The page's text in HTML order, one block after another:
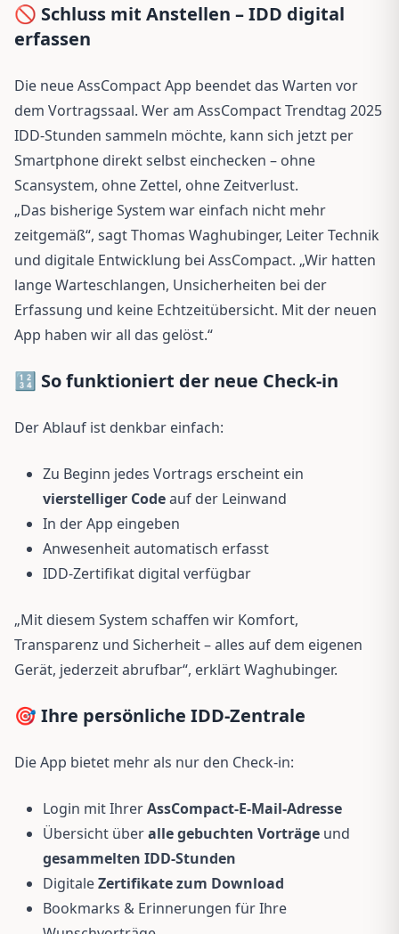
🚫 Schluss mit Anstellen – IDD digital
erfassen
Die neue AssCompact App beendet das Warten vor
dem Vortragssaal. Wer am AssCompact Trendtag 2025
IDD-Stunden sammeln möchte, kann sich jetzt per
Smartphone direkt selbst einchecken – ohne
Scansystem, ohne Zettel, ohne Zeitverlust.
„Das bisherige System war einfach nicht mehr
zeitgemäß“, sagt Thomas Waghubinger, Leiter Technik
und digitale Entwicklung bei AssCompact. „Wir hatten
lange Warteschlangen, Unsicherheiten bei der
Erfassung und keine Echtzeitübersicht. Mit der neuen
App haben wir all das gelöst.“
🔢 So funktioniert der neue Check-in
Der Ablauf ist denkbar einfach:
Zu Beginn jedes Vortrags erscheint ein
vierstelliger Codeauf der Leinwand
In der App eingeben
Anwesenheit automatisch erfasst
IDD-Zertifikat digital verfügbar
„Mit diesem System schaffen wir Komfort,
Transparenz und Sicherheit – alles auf dem eigenen
Gerät, jederzeit abrufbar“, erklärt Waghubinger.
🎯 Ihre persönliche IDD-Zentrale
Die App bietet mehr als nur den Check-in:
Login mit IhrerAssCompact-E-Mail-Adresse
Übersicht überalle gebuchten Vorträge und
gesammelten IDD-Stunden
DigitaleZertifikate zum Download
Bookmarks & Erinnerungen für Ihre